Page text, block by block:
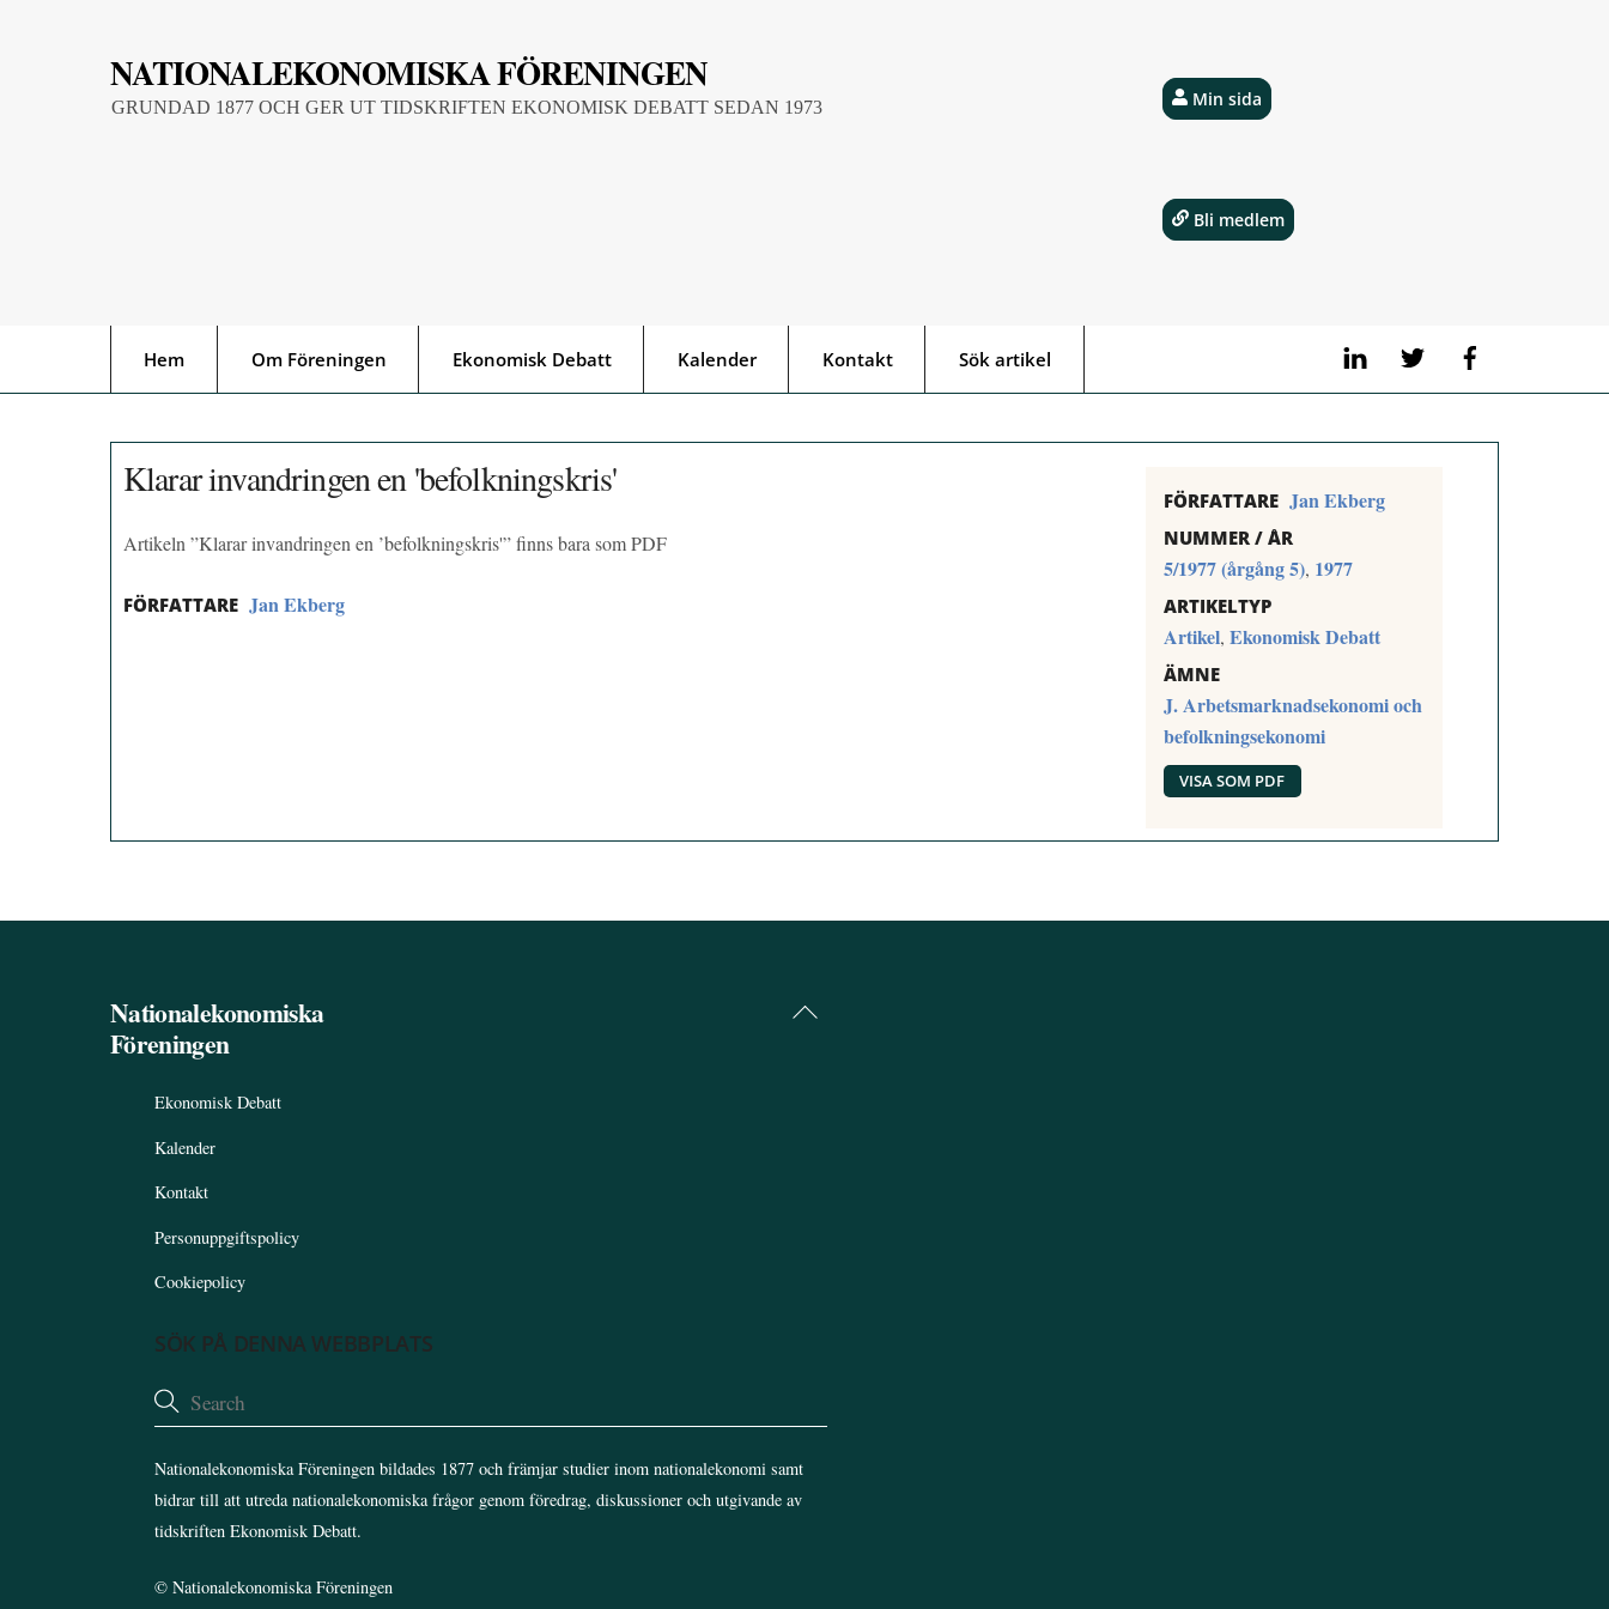
NATIONALEKONOMISKA FÖRENINGEN
GRUNDAD 1877 OCH GER UT TIDSKRIFTEN EKONOMISK DEBATT SEDAN 1973
LinkedIn Twitter
Hem Om Föreningen Ekonomisk Debatt Kalender Kontakt Sök artikel
Min sida
Bli medlem
Klarar invandringen en 'befolkningskris'
Artikeln ”Klarar invandringen en ’befolkningskris'” finns bara som PDF
FÖRFATTARE Jan Ekberg
FÖRFATTARE Jan Ekberg
NUMMER / ÅR
5/1977 (årgång 5), 1977
ARTIKELTYP
Artikel, Ekonomisk Debatt
ÄMNE
J. Arbetsmarknadsekonomi och
befolkningsekonomi
VISA SOM PDF
Back
Nationalekonomiska
Föreningen
Ekonomisk Debatt
Kalender
Kontakt
Personuppgiftspolicy
Cookiepolicy
SÖK PÅ DENNA WEBBPLATS
Nationalekonomiska Föreningen bildades 1877 och främjar studier inom nationalekonomi samt
bidrar till att utreda nationalekonomiska frågor genom föredrag, diskussioner och utgivande av
tidskriften Ekonomisk Debatt.
©Nationalekonomiska Föreningen